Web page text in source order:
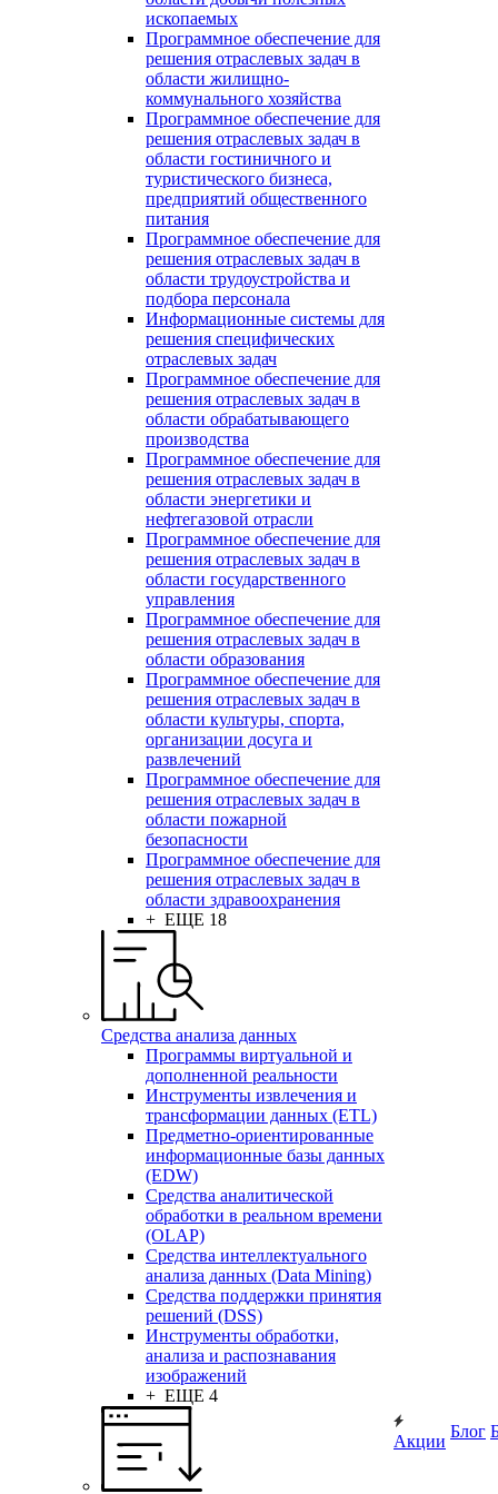
ископаемых
Программное обеспечение для
решения отраслевых задач в
области жилищно-
коммунального хозяйства
Программное обеспечение для
решения отраслевых задач в
области гостиничного и
туристического бизнеса,
предприятий общественного
питания
Программное обеспечение для
решения отраслевых задач в
области трудоустройства и
подбора персонала
Информационные системы для
решения специфических
отраслевых задач
Программное обеспечение для
решения отраслевых задач в
области обрабатывающего
производства
Программное обеспечение для
решения отраслевых задач в
области энергетики и
нефтегазовой отрасли
Программное обеспечение для
решения отраслевых задач в
области государственного
управления
Программное обеспечение для
решения отраслевых задач в
области образования
Программное обеспечение для
решения отраслевых задач в
области культуры, спорта,
организации досуга и
развлечений
Программное обеспечение для
решения отраслевых задач в
области пожарной
безопасности
Программное обеспечение для
решения отраслевых задач в
области здравоохранения
+ ЕЩЕ 18
Средства анализа данных
Программы виртуальной и
дополненной реальности
Инструменты извлечения и
трансформации данных (ETL)
Предметно-ориентированные
информационные базы данных
(EDW)
Средства аналитической
обработки в реальном времени
(OLAP)
Средства интеллектуального
анализа данных (Data Mining)
Средства поддержки принятия
решений (DSS)
Инструменты обработки,
анализа и распознавания
изображений
+ ЕЩЕ 4
Акции
Блог